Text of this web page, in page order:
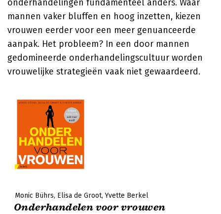
onderhandelingen fundamenteel anders. Waar
mannen vaker bluffen en hoog inzetten, kiezen
vrouwen eerder voor een meer genuanceerde
aanpak. Het probleem? In een door mannen
gedomineerde onderhandelingscultuur worden
vrouwelijke strategieën vaak niet gewaardeerd.
Monic Bührs Elisa de Groot Yvette Berkel
Onderhandelen voor vrouwen